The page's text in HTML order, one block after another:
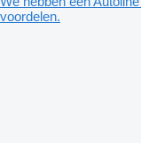
voordelen.